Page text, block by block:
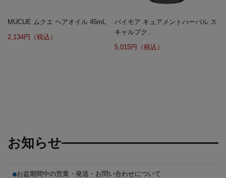
MUCUE ムクエ ヘアオイル 45mL
2,134円（税込）
パイモア キュアメントハーバル ス
キャルプク...
5,015円（税込）
お知らせ
お盆期間中の営業・発送・お問い合わせについて